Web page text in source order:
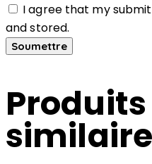
I agree that my
and stored.
Produits